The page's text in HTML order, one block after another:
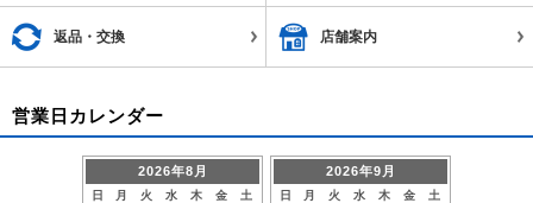
返品・交換 店舗案内
営業日カレンダー
2026年8月
日 月 火 水 木 金
土
2026年9月
日 月 火 水 木 金
土